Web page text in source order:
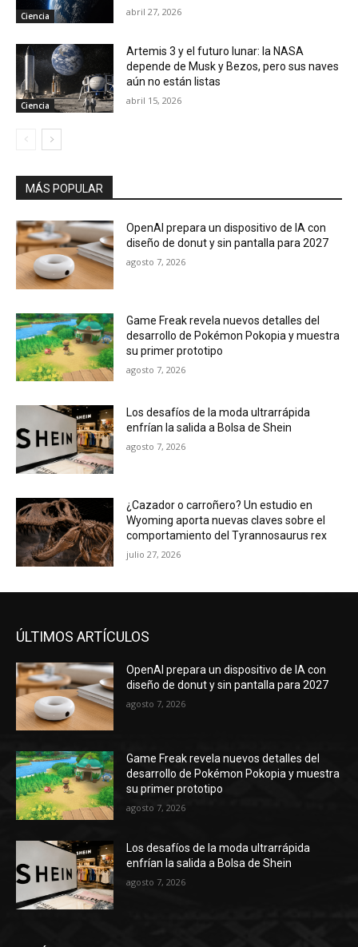
Ciencia abril 27, 2026
Ciencia
Artemis 3 y el futuro lunar: la NASA
depende de Musk y Bezos, pero sus naves
aún no están listas
abril 15, 2026
MÁS POPULAR
OpenAI prepara un dispositivo de IA con
diseño de donut y sin pantalla para 2027
agosto 7, 2026
Game Freak revela nuevos detalles del
desarrollo de Pokémon Pokopia y muestra
su primer prototipo
agosto 7, 2026
Los desafíos de la moda ultrarrápida
enfrían la salida a Bolsa de Shein
agosto 7, 2026
¿Cazador o carroñero? Un estudio en
Wyoming aporta nuevas claves sobre el
comportamiento del Tyrannosaurus rex
julio 27, 2026
ÚLTIMOS ARTÍCULOS
OpenAI prepara un dispositivo de IA con
diseño de donut y sin pantalla para 2027
agosto 7, 2026
Game Freak revela nuevos detalles del
desarrollo de Pokémon Pokopia y muestra
su primer prototipo
agosto 7, 2026
Los desafíos de la moda ultrarrápida
enfrían la salida a Bolsa de Shein
agosto 7, 2026